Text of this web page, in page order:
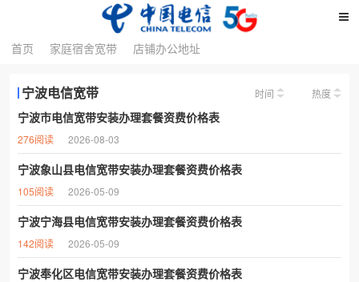
首页 家庭宿舍宽带 店铺办公地址
首页 家庭宿舍宽带 店铺办公地址
宁波电信宽带 时间 热度
宁波市电信宽带安装办理套餐资费价格表
276阅读 2026-08-03
宁波象山县电信宽带安装办理套餐资费价格表
105阅读 2026-05-09
宁波宁海县电信宽带安装办理套餐资费价格表
142阅读 2026-05-09
宁波奉化区电信宽带安装办理套餐资费价格表